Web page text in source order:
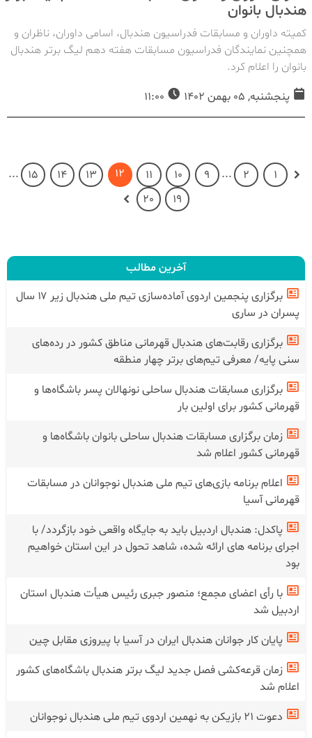
هندبال بانوان
کمیته داوران و مسابقات فدراسیون هندبال، اسامی داوران، ناظران و
همچنین نمایندگان فدراسیون مسابقات هفته دهم لیگ برتر هندبال
بانوان را اعلام کرد.
پنجشنبه, 05 بهمن 1402
1
2
...
9
10
11
12
13
14
15
...
19
20
آخرین مطالب
برگزاری پنجمین اردوی آماده‌سازی تیم ملی هندبال زیر ۱۷ سال
پسران در ساری
برگزاری رقابت‌های هندبال قهرمانی مناطق کشور در رده‌های
سنی پایه/ معرفی تیم‌های برتر چهار منطقه
برگزاری مسابقات هندبال ساحلی نونهالان پسر باشگاه‌ها و
قهرمانی کشور برای اولین بار
زمان برگزاری مسابقات هندبال ساحلی بانوان باشگاه‌ها و
قهرمانی کشور اعلام شد
اعلام برنامه بازی‌های تیم ملی هندبال نوجوانان در مسابقات
قهرمانی آسیا
پاکدل: هندبال اردبیل باید به جایگاه واقعی خود بازگردد/ با
اجرای برنامه های ارائه شده، شاهد تحول در این استان خواهیم
بود
با رأی اعضای مجمع؛ منصور جبری رئیس هیأت هندبال استان
اردبیل شد
پایان کار جوانان هندبال ایران در آسیا با پیروزی مقابل چین
زمان قرعه‌کشی فصل جدید لیگ برتر هندبال باشگاه‌های کشور
اعلام شد
دعوت ۲۱ بازیکن به نهمین اردوی تیم ملی هندبال نوجوانان